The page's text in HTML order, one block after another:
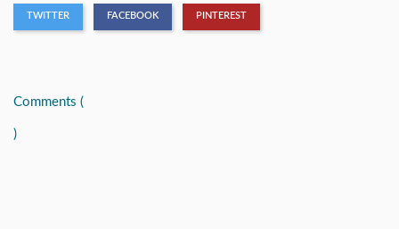
TWITTER FACEBOOK PINTEREST
Comments (
)